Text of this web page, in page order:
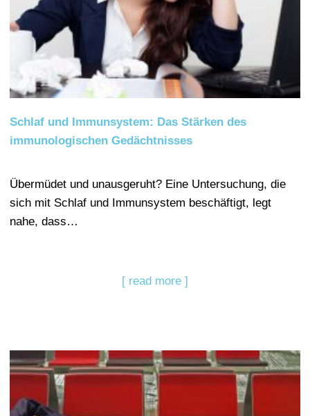
Schlaf und Immunsystem: Das Stärken des
immunologischen Gedächtnisses
Übermüdet und unausgeruht? Eine Untersuchung, die
sich mit Schlaf und Immunsystem beschäftigt, legt
nahe, dass…
[ read more ]